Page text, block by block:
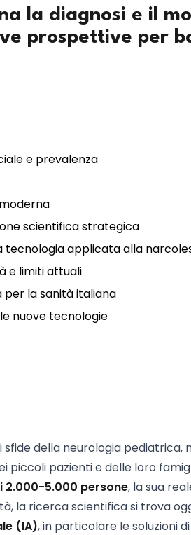
la diagnosi e il
prospettive per
e prevalenza
scientifica strategica
tecnologia applicata alla
e limiti attuali
la sanità italiana
nuove tecnologie
della neurologia pediatrica,
piccoli pazienti e delle loro
2.000-5.000 persone, la sua
la ricerca scientifica si trova
(IA), in particolare le soluzioni di